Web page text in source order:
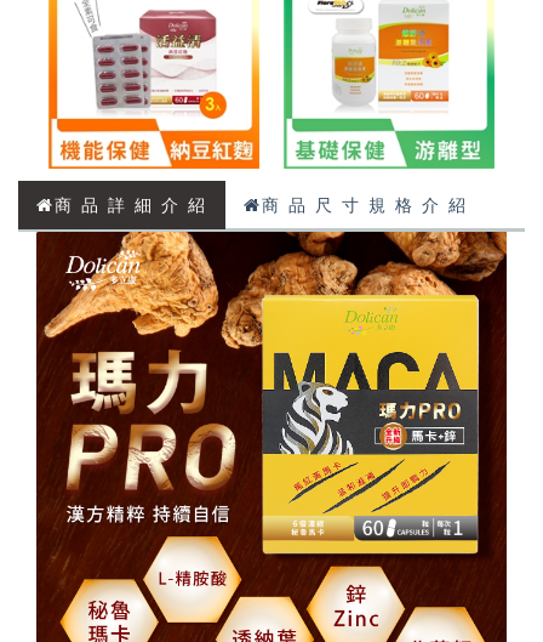
商 品 詳 細 介 紹 商 品 尺 寸 規 格 介 紹